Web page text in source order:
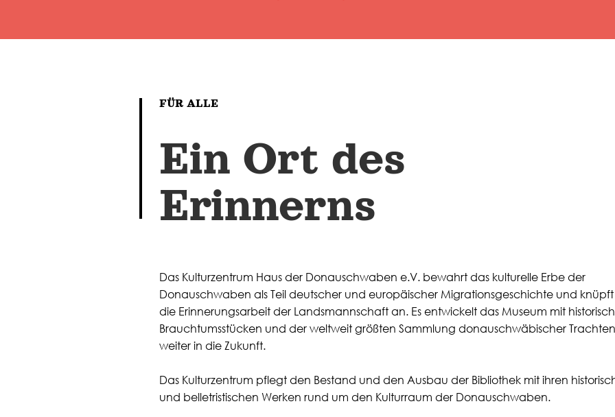
FÜR ALLE
Ein Ort des
Erinnerns
Das Kulturzentrum Haus der Donauschwaben e.V. bewahrt das kulturelle Erbe der
Donauschwaben als Teil deutscher und europäischer Migrationsgeschichte und
die Erinnerungsarbeit der Landsmannschaft an. Es entwickelt das Museum mit
Brauchtumsstücken und der weltweit größten Sammlung donauschwäbischer Trachten
weiter in die Zukunft.
Das Kulturzentrum pflegt den Bestand und den Ausbau der Bibliothek mit ihren
und belletristischen Werken rund um den Kulturraum der Donauschwaben.